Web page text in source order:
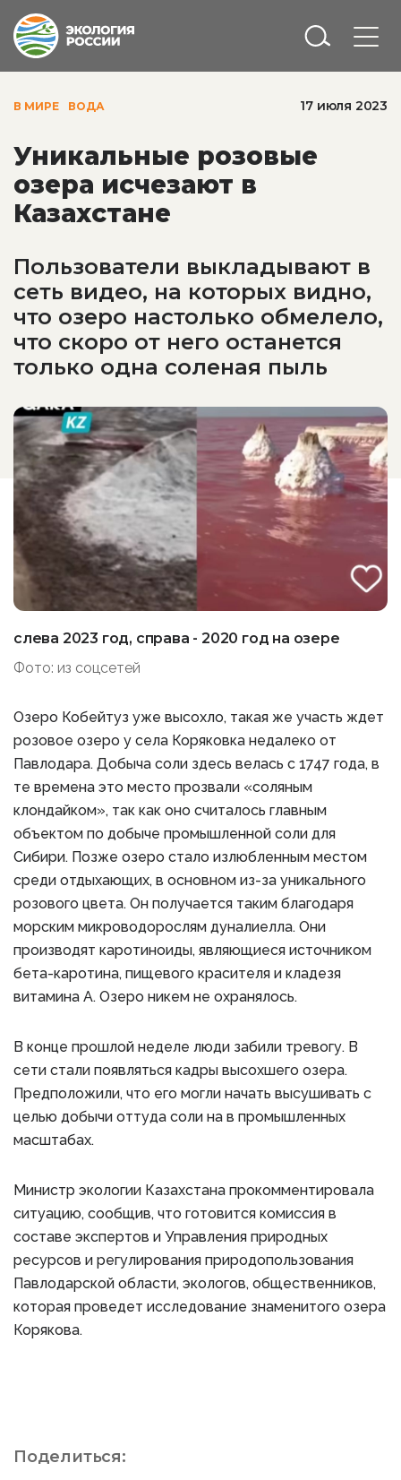
В МИРЕ ВОДА 17 июля 2023
Уникальные розовые
озера исчезают в
Казахстане
Пользователи выкладывают в
сеть видео, на которых видно,
что озеро настолько обмелело,
что скоро от него останется
только одна соленая пыль
слева 2023 год, справа - 2020 год на озере
Фото: из соцсетей
Озеро Кобейтуз уже высохло, такая же участь ждет
розовое озеро у села Коряковка недалеко от
Павлодара. Добыча соли здесь велась с 1747 года, в
те времена это место прозвали «соляным
клондайком», так как оно считалось главным
объектом по добыче промышленной соли для
Сибири. Позже озеро стало излюбленным местом
среди отдыхающих, в основном из-за уникального
розового цвета. Он получается таким благодаря
морским микроводорослям дуналиелла. Они
производят каротиноиды, являющиеся источником
бета-каротина, пищевого красителя и кладезя
витамина А. Озеро никем не охранялось.
В конце прошлой неделе люди забили тревогу. В
сети стали появляться кадры высохшего озера.
Предположили, что его могли начать высушивать с
целью добычи оттуда соли на в промышленных
масштабах.
Министр экологии Казахстана прокомментировала
ситуацию, сообщив, что готовится комиссия в
составе экспертов и Управления природных
ресурсов и регулирования природопользования
Павлодарской области, экологов, общественников,
которая проведет исследование знаменитого озера
Корякова.
Поделиться: